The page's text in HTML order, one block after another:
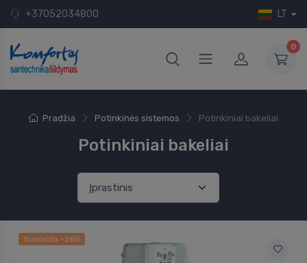
+37052034800 LT
0
Pradžia Potinkinės sistemos Potinkiniai bakeliai
Potinkiniai bakeliai
Nuolaida -26%